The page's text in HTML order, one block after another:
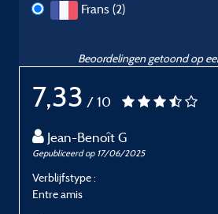
Frans (2)
Beoordelingen getoond op
7,33 / 10
Jean-Benoît G
Gepubliceerd op 17/06/2025
Verblijfstype :
Entre amis